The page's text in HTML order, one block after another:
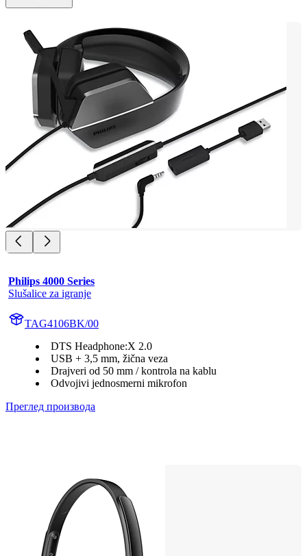
Philips 4000 Series
Slušalice za igranje
TAG4106BK/00
DTS Headphone:X 2.0
USB + 3,5 mm, žična veza
Drajveri od 50 mm / kontrola na kablu
Odvojivi jednosmerni mikrofon
Преглед производа